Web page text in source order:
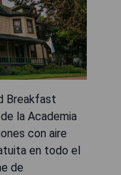
Breakfast
la Academia
con aire
en todo el
de